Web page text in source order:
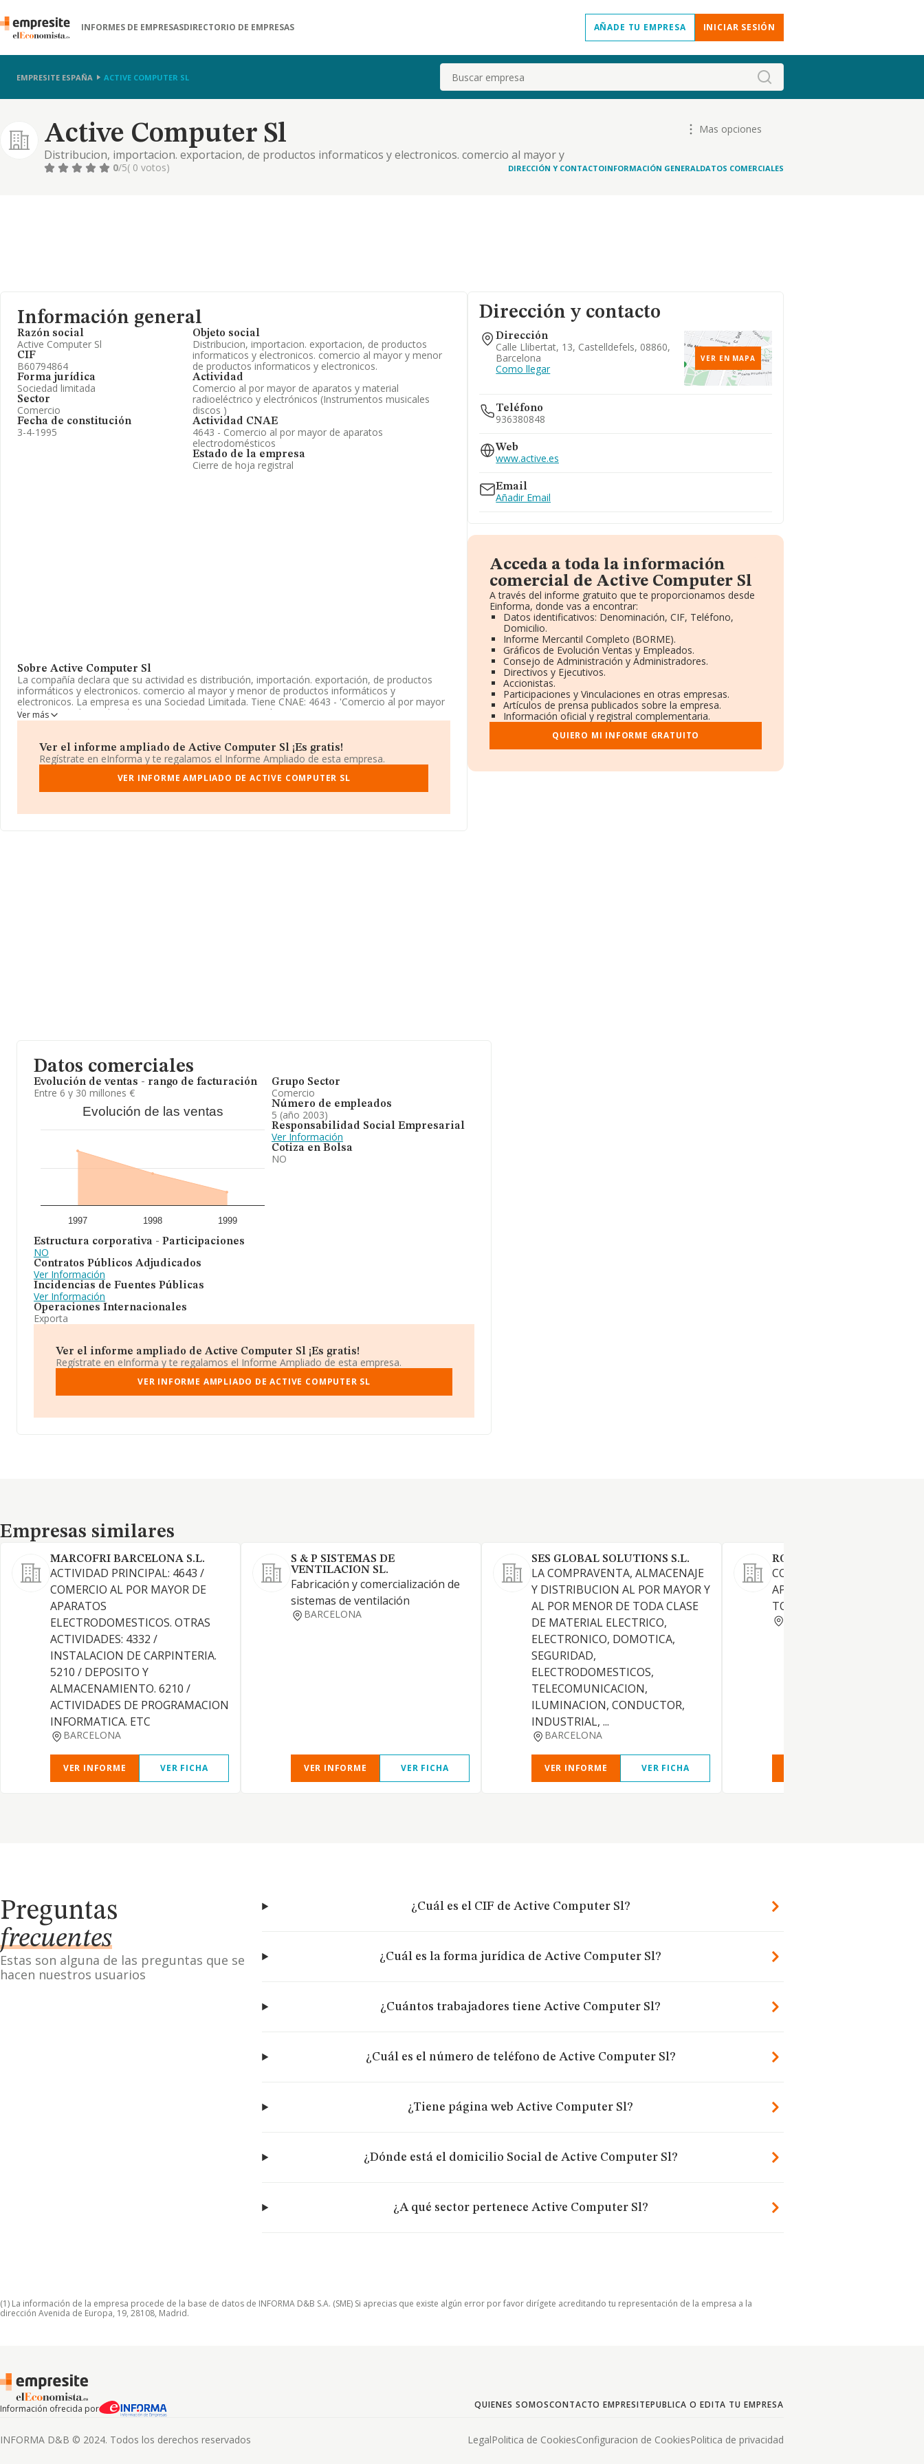
INFORMES DE EMPRESASDIRECTORIO DE EMPRESAS AÑADE TU EMPRESA INICIAR SESIÓN
EMPRESITE ESPAÑA ACTIVE COMPUTER SL Buscar
Active Computer Sl
Distribucion, importacion. exportacion, de productos informaticos y electronicos. comercio al mayor y
menor de productos informaticos y electronicos.
Mas opciones
0/5( 0 votos) DIRECCIÓN Y CONTACTOINFORMACIÓN GENERALDATOS COMERCIALES
Información general
Razón social
Active Computer Sl
CIF
B60794864
Forma jurídica
Sociedad limitada
Sector
Comercio
Fecha de constitución
3-4-1995
Objeto social
Distribucion, importacion. exportacion, de productos
informaticos y electronicos. comercio al mayor y menor
de productos informaticos y electronicos.
Actividad
Comercio al por mayor de aparatos y material
radioeléctrico y electrónicos (Instrumentos musicales
discos )
Actividad CNAE
4643 - Comercio al por mayor de aparatos
electrodomésticos
Estado de la empresa
Cierre de hoja registral
Sobre Active Computer Sl
La compañía declara que su actividad es distribución, importación. exportación, de productos
informáticos y electronicos. comercio al mayor y menor de productos informáticos y
electronicos. La empresa es una Sociedad Limitada. Tiene CNAE: 4643 - 'Comercio al por mayor
de aparatos electrodomésticos'. La empresa es exportadora.
ha dispuesto de un número de empleados por encima de la media de sector.
Para más información es posible contactar a través del teléfono 936380848 y su página web es
(08860), Castelldefels, provincia de Barcelona, Cataluña.
Ver más
Ver el informe ampliado de Active Computer Sl ¡Es gratis!
Regístrate en eInforma y te regalamos el Informe Ampliado de esta empresa.
VER INFORME AMPLIADO DE ACTIVE COMPUTER SL
Dirección y contacto
Dirección
Calle Llibertat, 13, Castelldefels, 08860,
Barcelona
Como llegar
VER EN MAPA
Teléfono
936380848
Web
www.active.es
Email
Añadir Email
Acceda a toda la información
comercial de Active Computer Sl
A través del informe gratuito que te proporcionamos desde
Einforma, donde vas a encontrar:
Datos identificativos: Denominación, CIF, Teléfono,
Domicilio.
Informe Mercantil Completo (BORME).
Gráficos de Evolución Ventas y Empleados.
Consejo de Administración y Administradores.
Directivos y Ejecutivos.
Accionistas.
Participaciones y Vinculaciones en otras empresas.
Artículos de prensa publicados sobre la empresa.
Información oficial y registral complementaria.
QUIERO MI INFORME GRATUITO
Datos comerciales
Evolución de ventas - rango de facturación
Entre 6 y 30 millones €
Evolución de las ventas
1997 1998 1999
Estructura corporativa - Participaciones
NO
Contratos Públicos Adjudicados
Ver Información
Incidencias de Fuentes Públicas
Ver Información
Operaciones Internacionales
Exporta
Grupo Sector
Comercio
Número de empleados
5 (año 2003)
Responsabilidad Social Empresarial
Ver Información
Cotiza en Bolsa
NO
Ver el informe ampliado de Active Computer Sl ¡Es gratis!
Regístrate en eInforma y te regalamos el Informe Ampliado de esta empresa.
VER INFORME AMPLIADO DE ACTIVE COMPUTER SL
Empresas similares
Empresas similares
MARCOFRI BARCELONA S.L.
ACTIVIDAD PRINCIPAL: 4643 /
COMERCIO AL POR MAYOR DE
APARATOS
ELECTRODOMESTICOS. OTRAS
ACTIVIDADES: 4332 /
INSTALACION DE CARPINTERIA.
5210 / DEPOSITO Y
ALMACENAMIENTO. 6210 /
ACTIVIDADES DE PROGRAMACION
INFORMATICA. ETC
BARCELONA
VER INFORME VER FICHA
S & P SISTEMAS DE
VENTILACION SL.
Fabricación y comercialización de
sistemas de ventilación
BARCELONA
VER INFORME VER FICHA
SES GLOBAL SOLUTIONS S.L.
LA COMPRAVENTA, ALMACENAJE
Y DISTRIBUCION AL POR MAYOR Y
AL POR MENOR DE TODA CLASE
DE MATERIAL ELECTRICO,
ELECTRONICO, DOMOTICA,
SEGURIDAD,
ELECTRODOMESTICOS,
TELECOMUNICACION,
ILUMINACION, CONDUCTOR,
INDUSTRIAL, ...
BARCELONA
VER INFORME VER FICHA
ROBERT LA ROSA SL
COMPRAVENTA DE
APARATOS ELECTRICOS DE
TODAS CLASES.
Preguntas
frecuentes
Estas son alguna de las preguntas que se
hacen nuestros usuarios
¿Cuál es el CIF de Active Computer Sl?
¿Cuál es la forma jurídica de Active Computer Sl?
¿Cuántos trabajadores tiene Active Computer Sl?
¿Cuál es el número de teléfono de Active Computer Sl?
¿Tiene página web Active Computer Sl?
¿Dónde está el domicilio Social de Active Computer Sl?
¿A qué sector pertenece Active Computer Sl?
(1) La información de la empresa procede de la base de datos de INFORMA D&B S.A. (SME) Si aprecias que existe algún error por favor dirígete acreditando tu representación de la empresa a la
dirección Avenida de Europa, 19, 28108, Madrid.
Información ofrecida por QUIENES SOMOSCONTACTO EMPRESITEPUBLICA O EDITA TU EMPRESA
INFORMA D&B © 2024. Todos los derechos reservados LegalPolitica de CookiesConfiguracion de CookiesPolitica de privacidad